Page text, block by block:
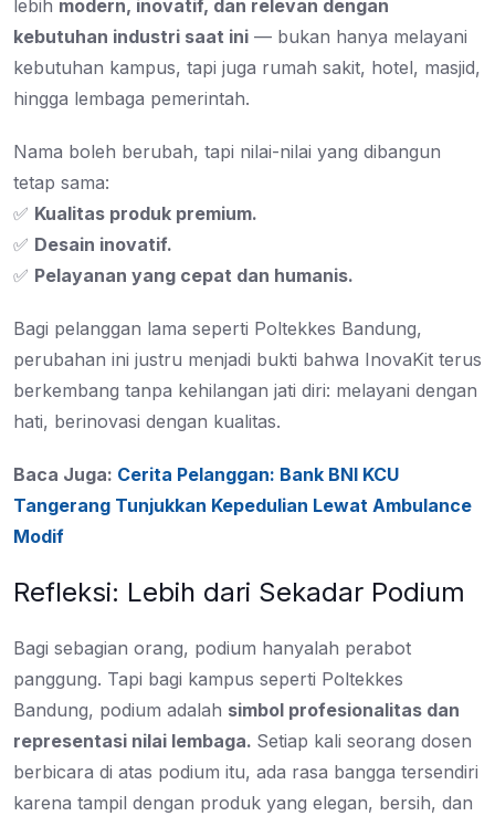
lebih modern, inovatif, dan relevan dengan
kebutuhan industri saat ini — bukan hanya melayani
kebutuhan kampus, tapi juga rumah sakit, hotel, masjid,
hingga lembaga pemerintah.
Nama boleh berubah, tapi nilai-nilai yang dibangun
tetap sama:
✅ Kualitas produk premium.
✅ Desain inovatif.
✅ Pelayanan yang cepat dan humanis.
Bagi pelanggan lama seperti Poltekkes Bandung,
perubahan ini justru menjadi bukti bahwa InovaKit terus
berkembang tanpa kehilangan jati diri: melayani dengan
hati, berinovasi dengan kualitas.
Baca Juga: Cerita Pelanggan: Bank BNI KCU
Tangerang Tunjukkan Kepedulian Lewat Ambulance
Modif
Refleksi: Lebih dari Sekadar Podium
Bagi sebagian orang, podium hanyalah perabot
panggung. Tapi bagi kampus seperti Poltekkes
Bandung, podium adalah simbol profesionalitas dan
representasi nilai lembaga. Setiap kali seorang dosen
berbicara di atas podium itu, ada rasa bangga tersendiri
karena tampil dengan produk yang elegan, bersih, dan